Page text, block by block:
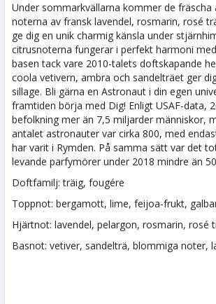
Under sommarkvällarna kommer de fräscha
noterna av fransk lavendel, rosmarin, rosé
ge dig en unik charmig känsla under
citrusnoterna fungerar i perfekt harmoni
basen tack vare 2010-talets doftskapande
coola vetivern, ambra och sandelträet ger
sillage. Bli gärna en Astronaut i din egen
framtiden börja med Dig! Enligt USAF-data,
befolkning mer än 7,5 miljarder människor,
antalet astronauter var cirka 800, med
har varit i Rymden. På samma sätt var det
levande parfymörer under 2018 mindre än
Doftfamilj: träig, fougére
Toppnot: bergamott, lime, feijoa-frukt,
Hjärtnot: lavendel, pelargon, rosmarin, rosé
Basnot: vetiver, sandelträ, blommiga noter,